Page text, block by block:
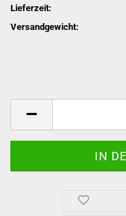
Lieferzeit:
Versandgewicht: